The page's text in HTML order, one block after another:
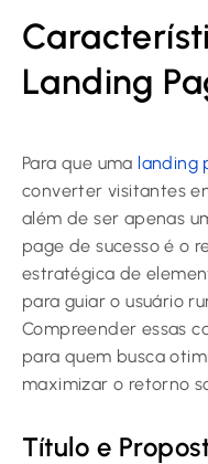
Landing
Para que uma landing
converter visitantes
além de ser apenas
page de sucesso é o
estratégica de
para guiar o usuário
Compreender essas
para quem busca
maximizar o retorno
Título e